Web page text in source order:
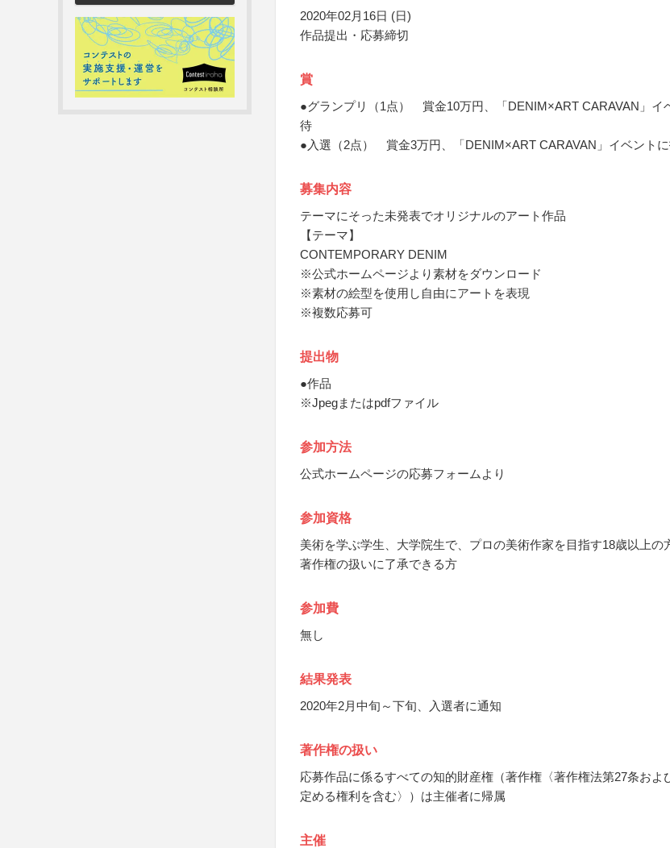
2020年02月16日 (日)
作品提出・応募締切
賞
●グランプリ（1点） 賞金10万円、「DENIM×ART CARAVAN」イ
待
●入選（2点） 賞金3万円、「DENIM×ART CARAVAN」イベント
募集内容
テーマにそった未発表でオリジナルのアート作品
【テーマ】
CONTEMPORARY DENIM
※公式ホームページより素材をダウンロード
※素材の絵型を使用し自由にアートを表現
※複数応募可
提出物
●作品
※Jpegまたはpdfファイル
参加方法
公式ホームページの応募フォームより
参加資格
美術を学ぶ学生、大学院生で、プロの美術作家を目指す18歳以上の
著作権の扱いに了承できる方
参加費
無し
結果発表
2020年2月中旬～下旬、入選者に通知
著作権の扱い
応募作品に係るすべての知的財産権（著作権〈著作権法第27条およ
定める権利を含む〉）は主催者に帰属
主催